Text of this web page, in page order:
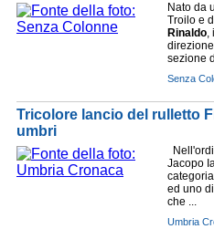
Nato da
Troilo e
Rinaldo,
sezione
Senza
Tricolore lancio del rulletto
umbri
Jacopo
ed uno
che ...
Umbria